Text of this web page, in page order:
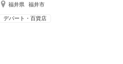
福井県 福井市
デパート・百貨店